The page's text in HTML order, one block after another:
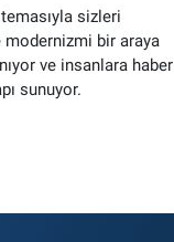
sizleri
bir araya
ve insanlara haber
sunuyor.